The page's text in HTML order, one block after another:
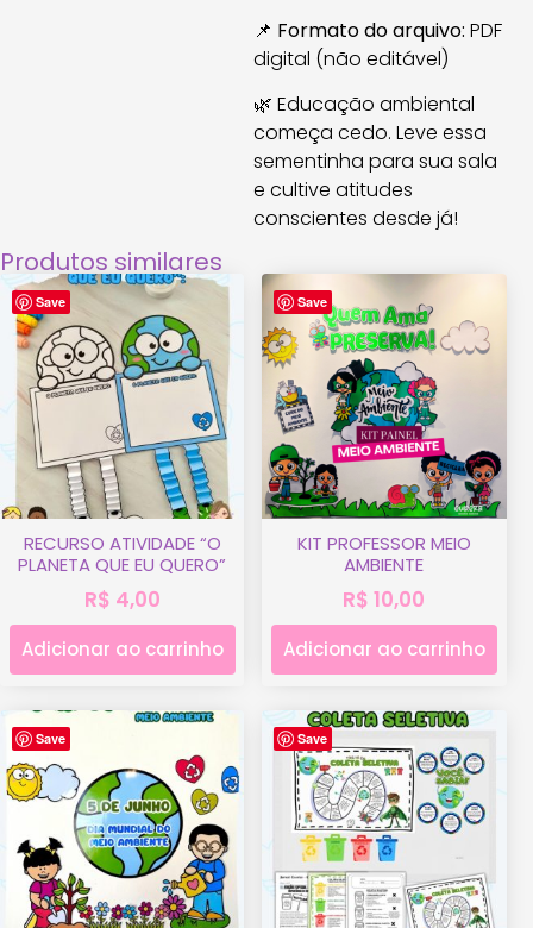
📌 Formato do arquivo: PDF
digital (não editável)
🌿 Educação ambiental
começa cedo. Leve essa
sementinha para sua sala
e cultive atitudes
conscientes desde já!
Produtos similares
Save
RECURSO ATIVIDADE “O
PLANETA QUE EU QUERO”
R$ 4,00
Adicionar ao carrinho
Save
KIT PROFESSOR MEIO
AMBIENTE
R$ 10,00
Adicionar ao carrinho
Save Save